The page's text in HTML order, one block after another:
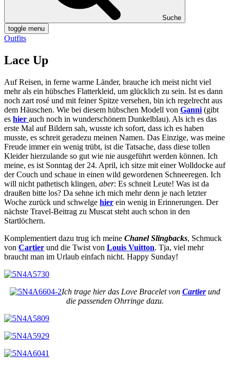
Suche
toggle menu
Outfits
Lace Up
Auf Reisen, in ferne warme Länder, brauche ich meist nicht viel
mehr als ein hübsches Flatterkleid, um glücklich zu sein. Ist es dann
noch zart rosé und mit feiner Spitze versehen, bin ich regelrecht aus
dem Häuschen. Wie bei diesem hübschen Modell von Ganni (gibt
es hier auch noch in wunderschönem Dunkelblau). Als ich es das
erste Mal auf Bildern sah, wusste ich sofort, dass ich es haben
musste, es schreit geradezu meinen Namen. Das Einzige, was meine
Freude immer ein wenig trübt, ist die Tatsache, dass diese tollen
Kleider hierzulande so gut wie nie ausgeführt werden können. Ich
meine, es ist Sonntag der 24. April, ich sitze mit einer Wolldocke auf
der Couch und schaue in einen wild gewordenen Schneeregen. Ich
will nicht pathetisch klingen, aber: Es schneit Leute! Was ist da
draußen bitte los? Da sehne ich mich mehr denn je nach letzter
Woche zurück und schwelge hier ein wenig in Erinnerungen. Der
nächste Travel-Beitrag zu Muscat steht auch schon in den
Startlöchern.
Komplementiert dazu trug ich meine Chanel Slingbacks, Schmuck
von Cartier und die Twist von Louis Vuitton. Tja, viel mehr
braucht man im Urlaub einfach nicht. Happy Sunday!
Ich trage hier das Love Bracelet von Cartierund
die passenden Ohrringe dazu.